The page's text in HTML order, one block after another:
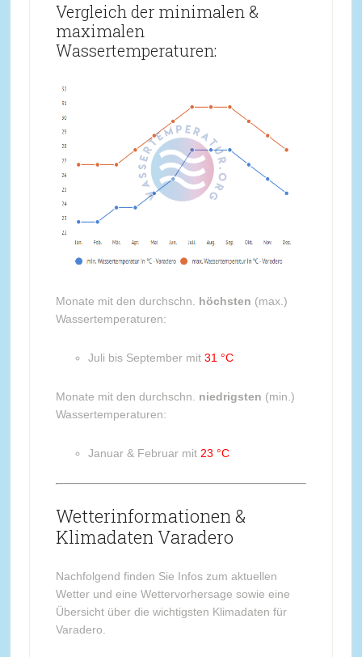
Vergleich der minimalen &
maximalen
Wassertemperaturen:
Monate mit den durchschn. höchsten (max.)
Wassertemperaturen:
Juli bis September mit 31 °C
Monate mit den durchschn. niedrigsten (min.)
Wassertemperaturen:
Januar & Februar mit 23 °C
Wetterinformationen &
Klimadaten Varadero
Nachfolgend finden Sie Infos zum aktuellen
Wetter und eine Wettervorhersage sowie eine
Übersicht über die wichtigsten Klimadaten für
Varadero.